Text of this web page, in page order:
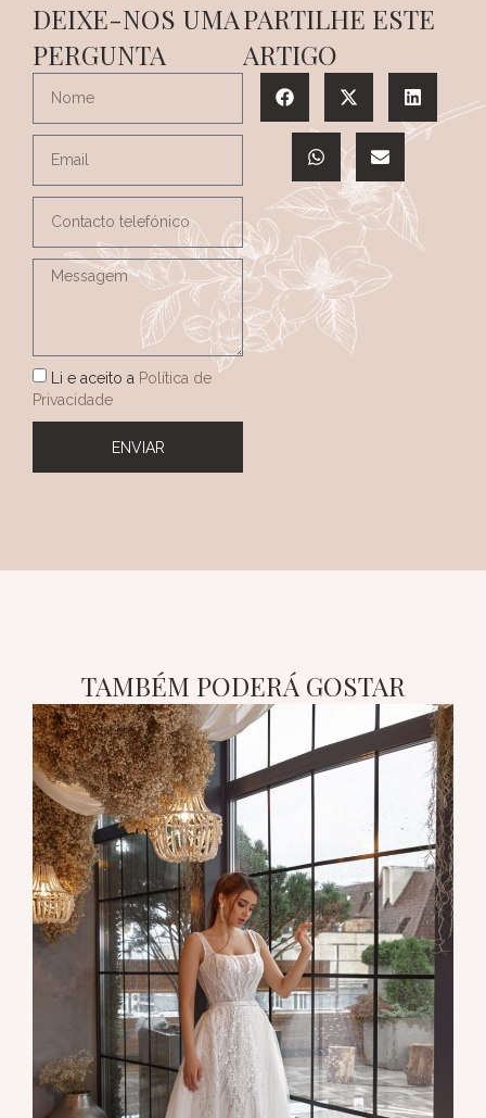
DEIXE-NOS UMA
PERGUNTA
Li e aceito a Política de
Privacidade
ENVIAR
PARTILHE ESTE
ARTIGO
TAMBÉM PODERÁ GOSTAR